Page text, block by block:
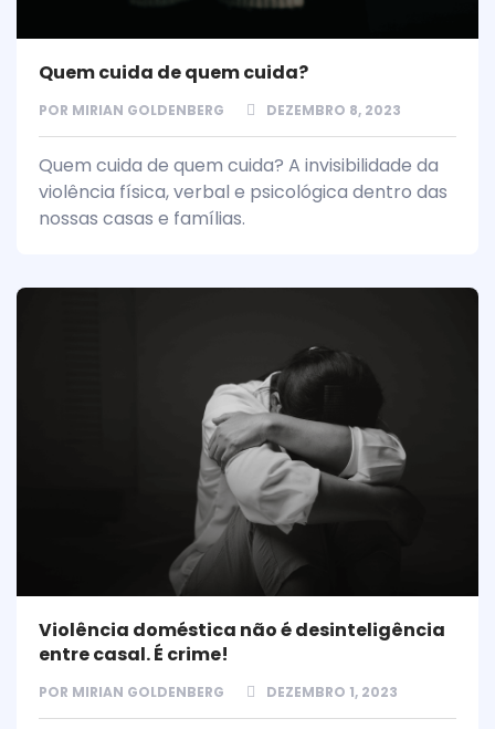
Quem cuida de quem cuida?
POR MIRIAN GOLDENBERG DEZEMBRO 8, 2023
Quem cuida de quem cuida? A invisibilidade da
violência física, verbal e psicológica dentro das
nossas casas e famílias.
Violência doméstica não é desinteligência
entre casal. É crime!
POR MIRIAN GOLDENBERG DEZEMBRO 1, 2023